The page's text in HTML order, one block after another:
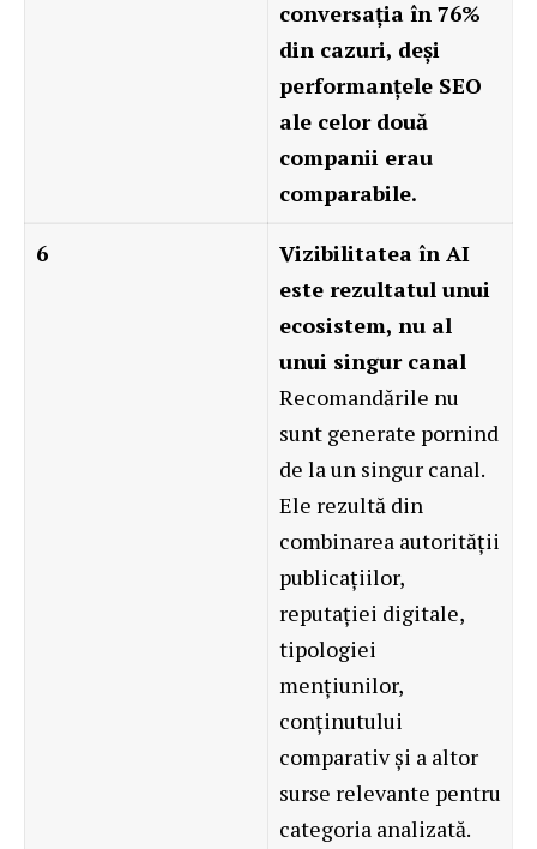
conversația în 76%
din cazuri, deși
performanțele SEO
ale celor două
companii erau
comparabile.
6
Vizibilitatea în AI
este rezultatul unui
ecosistem, nu al
unui singur canal
Recomandările nu
sunt generate pornind
de la un singur canal.
Ele rezultă din
combinarea autorității
publicațiilor,
reputației digitale,
tipologiei
mențiunilor,
conținutului
comparativ și a altor
surse relevante pentru
categoria analizată.